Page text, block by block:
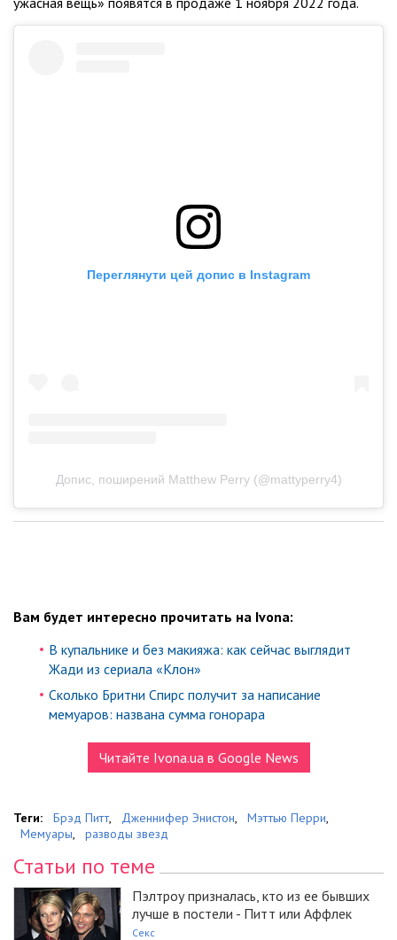
Переглянути цей допис в Instagram
Допис, поширений Matthew Perry (@mattyperry4)
Вам будет интересно прочитать на Ivona:
В купальнике и без макияжа: как сейчас выглядит
Жади из сериала «Клон»
Сколько Бритни Спирс получит за написание
мемуаров: названа сумма гонорара
Читайте Ivona.ua в Google News
Теги: Брэд Питт, Дженнифер Энистон Мэттью Перри
Мемуары
разводы звезд
Статьи по теме
Пэлтроу призналась, кто из ее бывших
лучше в постели - Питт или Аффлек
Секс